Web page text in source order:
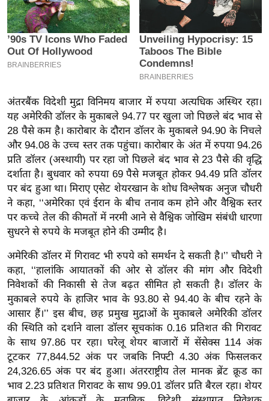
इ
म
ई
-
प
र
मि
सा
ल
बे
मि
सा
ल
श
ख्सि
य
त
यं
ग
इं
डि
या
अंतरबैंक विदेशी मुद्रा विनिमय बाजार में रुपया अत्यधिक अस्थिर रहा।
यह अमेरिकी डॉलर के मुकाबले 94.77 पर खुला जो पिछले बंद भाव से
28 पैसे कम है। कारोबार के दौरान डॉलर के मुकाबले 94.90 के निचले
और 94.08 के उच्च स्तर तक पहुंचा। कारोबार के अंत में रुपया 94.26
प्रति डॉलर (अस्थायी) पर रहा जो पिछले बंद भाव से 23 पैसे की वृद्धि
दर्शाता है। बुधवार को रुपया 69 पैसे मजबूत होकर 94.49 प्रति डॉलर
पर बंद हुआ था। मिराए एसेट शेयरखान के शोध विश्लेषक अनुज चौधरी
ने कहा, ‘‘अमेरिका एवं ईरान के बीच तनाव कम होने और वैश्विक स्तर
पर कच्चे तेल की कीमतों में नरमी आने से वैश्विक जोखिम संबंधी धारणा
सुधरने से रुपये के मजबूत होने की उम्मीद है।
अमेरिकी डॉलर में गिरावट भी रुपये को समर्थन दे सकती है।’’ चौधरी ने
कहा, ‘‘हालांकि आयातकों की ओर से डॉलर की मांग और विदेशी
निवेशकों की निकासी से तेज बढ़त सीमित हो सकती है। डॉलर के
मुकाबले रुपये के हाजिर भाव के 93.80 से 94.40 के बीच रहने के
आसार हैं।’’ इस बीच, छह प्रमुख मुद्राओं के मुकाबले अमेरिकी डॉलर
की स्थिति को दर्शाने वाला डॉलर सूचकांक 0.16 प्रतिशत की गिरावट
के साथ 97.86 पर रहा। घरेलू शेयर बाजारों में सेंसेक्स 114 अंक
टूटकर 77,844.52 अंक पर जबकि निफ्टी 4.30 अंक फिसलकर
24,326.65 अंक पर बंद हुआ। अंतरराष्ट्रीय तेल मानक ब्रेंट क्रूड का
भाव 2.23 प्रतिशत गिरावट के साथ 99.01 डॉलर प्रति बैरल रहा। शेयर